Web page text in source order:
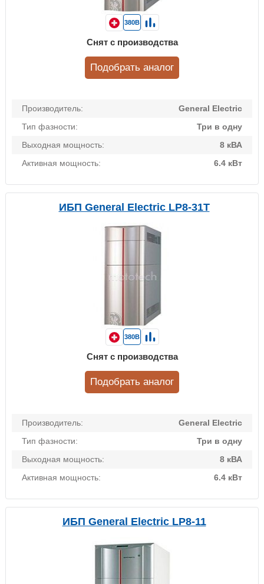
Производитель:
General Electric
Тип фазности:
Три в одну
Выходная мощность:
8 кВА
Активная мощность:
6.4 кВт
380В
Снят с производства
Подобрать аналог
ИБП General Electric LP8-31T
Производитель:
General Electric
Тип фазности:
Три в одну
Выходная мощность:
8 кВА
Активная мощность:
6.4 кВт
380В
Снят с производства
Подобрать аналог
ИБП General Electric LP8-11